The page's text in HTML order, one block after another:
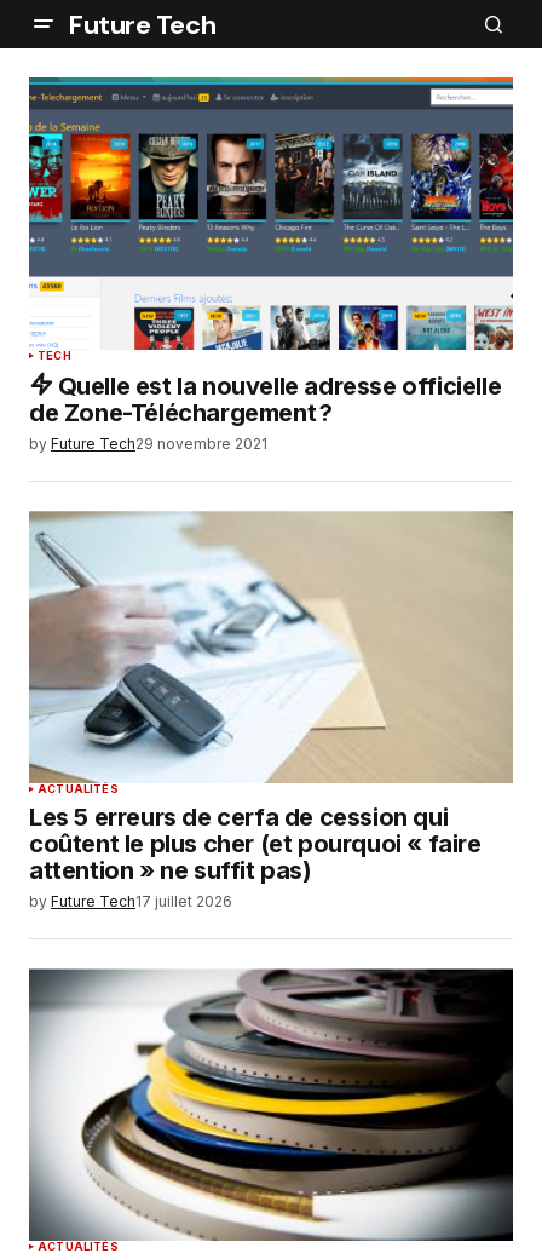
Future Tech
TECH
Quelle est la nouvelle adresse officielle
de Zone-Téléchargement ?
by Future Tech29 novembre 2021
ACTUALITÉS
Les 5 erreurs de cerfa de cession qui
coûtent le plus cher (et pourquoi « faire
attention » ne suffit pas)
by Future Tech17 juillet 2026
ACTUALITÉS